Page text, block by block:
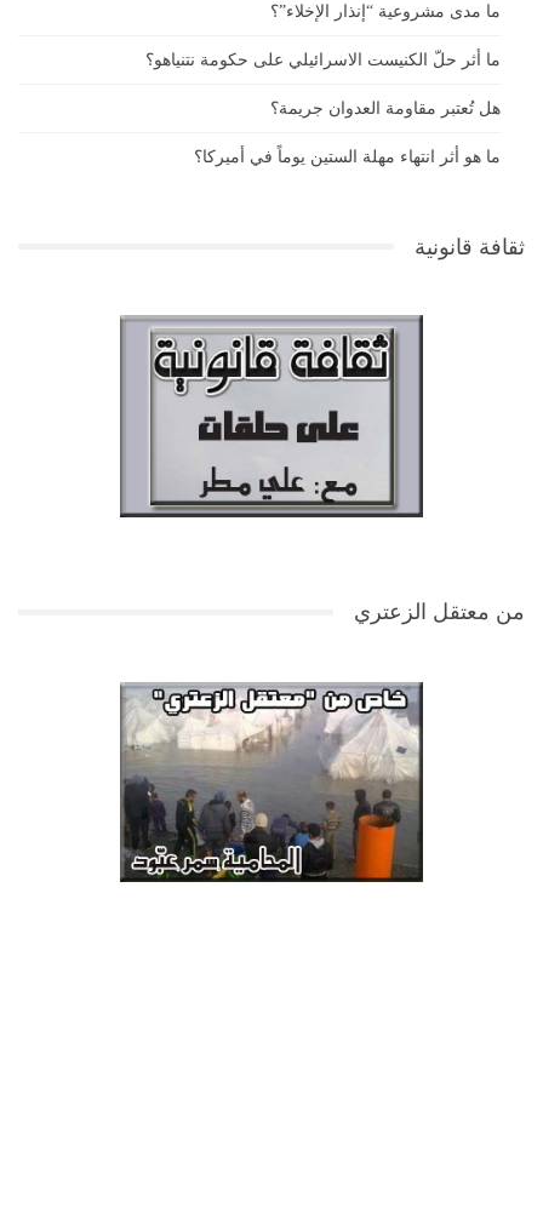
ما مدى مشروعية “إنذار الإخلاء”؟
ما أثر حلّ الكنيست الاسرائيلي على حكومة نتنياهو؟
هل تُعتبر مقاومة العدوان جريمة؟
ما هو أثر انتهاء مهلة الستين يوماً في أميركا؟
ثقافة قانونية
من معتقل الزعتري